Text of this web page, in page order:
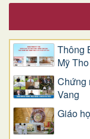
Thông
Mỹ Tho
Chứng
Vang
Giáo